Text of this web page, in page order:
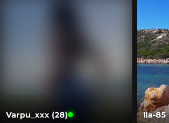
Varpu_xxx (28) Ila-85